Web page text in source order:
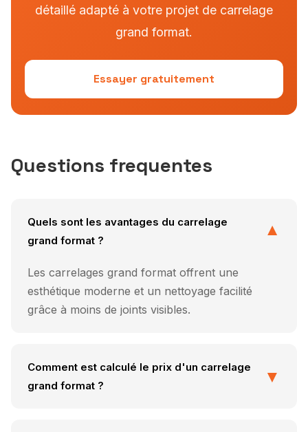
détaillé adapté à votre projet de carrelage
grand format.
Essayer gratuitement
Questions frequentes
Quels sont les avantages du carrelage
grand format ?
▼
Les carrelages grand format offrent une
esthétique moderne et un nettoyage facilité
grâce à moins de joints visibles.
Comment est calculé le prix d'un carrelage
grand format ?
▼